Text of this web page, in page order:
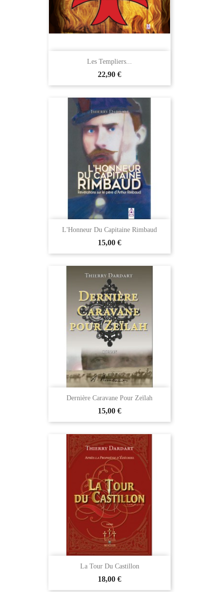
Les Templiers...
22,90 €
L'Honneur Du Capitaine Rimbaud
15,00 €
Dernière Caravane Pour Zeïlah
15,00 €
La Tour Du Castillon
18,00 €